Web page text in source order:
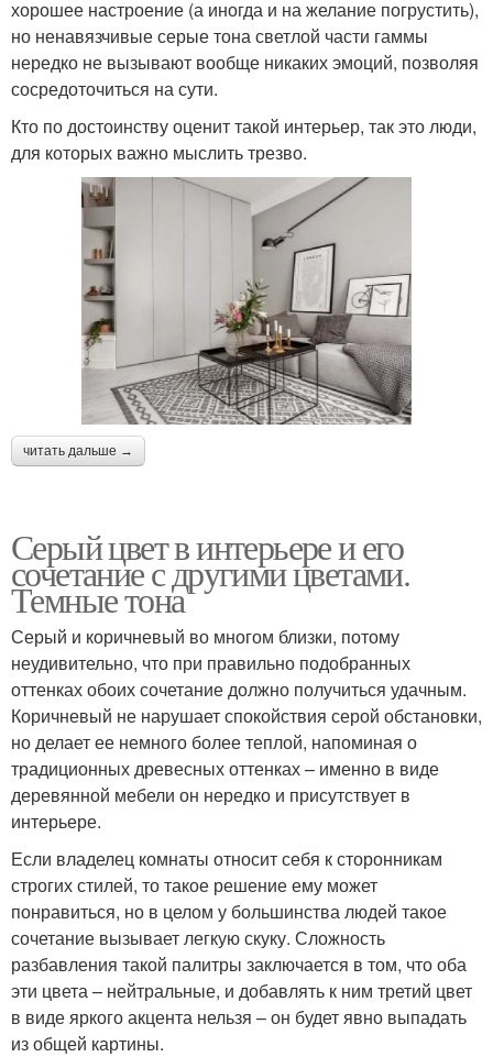
хорошее настроение (а иногда и на желание погрустить),
но ненавязчивые серые тона светлой части гаммы
нередко не вызывают вообще никаких эмоций, позволяя
сосредоточиться на сути.
Кто по достоинству оценит такой интерьер, так это люди,
для которых важно мыслить трезво.
читать дальше →
Серый цвет в интерьере и его
сочетание с другими цветами.
Темные тона
Серый и коричневый во многом близки, потому
неудивительно, что при правильно подобранных
оттенках обоих сочетание должно получиться удачным.
Коричневый не нарушает спокойствия серой обстановки,
но делает ее немного более теплой, напоминая о
традиционных древесных оттенках – именно в виде
деревянной мебели он нередко и присутствует в
интерьере.
Если владелец комнаты относит себя к сторонникам
строгих стилей, то такое решение ему может
понравиться, но в целом у большинства людей такое
сочетание вызывает легкую скуку. Сложность
разбавления такой палитры заключается в том, что оба
эти цвета – нейтральные, и добавлять к ним третий цвет
в виде яркого акцента нельзя – он будет явно выпадать
из общей картины.